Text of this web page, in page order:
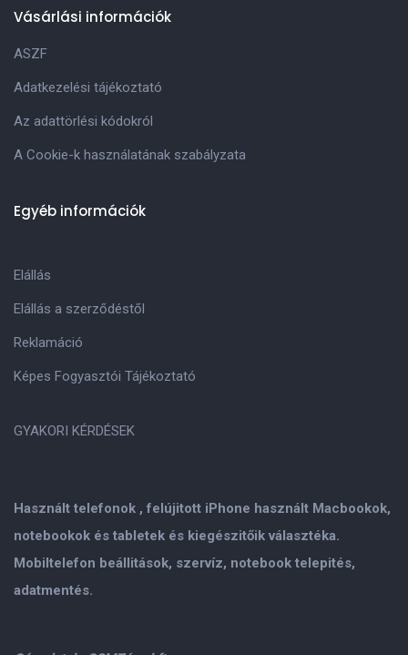
Használt telefonok , felújitott iPhone használt Macbookok,
notebookok és tabletek és kiegészitőik választéka.
Mobiltelefon beállitások, szervíz, notebook telepités,
adatmentés.
Vásárlási információk
ASZF
Adatkezelési tájékoztató
Az adattörlési kódokról
A Cookie-k használatának szabályzata
Egyéb információk
Elállás
Elállás a szerződéstől
Reklamáció
Képes Fogyasztói Tájékoztató
GYAKORI KÉRDÉSEK